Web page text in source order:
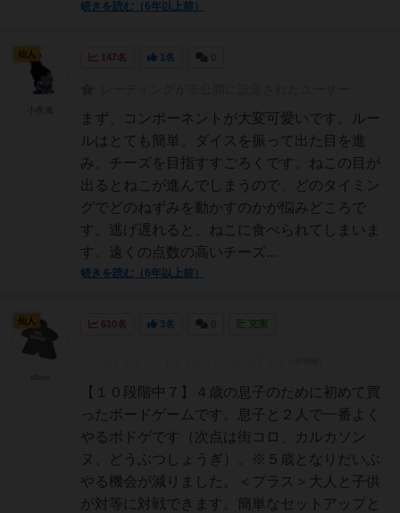
続きを読む（6年以上前）
147名 1名
まず、コンポーネントが大変可愛いです。ルー
ルはとても簡単。ダイスを振って出た目を進
み、チーズを目指すすごろくです。ねこの目が
出るとねこが進んでしまうので、どのタイミン
グでどのねずみを動かすのかが悩みどころで
す。逃げ遅れると、ねこに食べられてしまいま
す。遠くの点数の高いチーズ...
続きを読む（6年以上前）
仙人
610名 3名 充実
【１０段階中７】４歳の息子のために初めて買
ったボードゲームです。息子と２人で一番よく
やるボドゲです（次点は街コロ、カルカソン
ヌ、どうぶつしょうぎ）。※５歳となりだいぶ
やる機会が減りました。＜プラス＞大人と子供
が対等に対戦できます。簡単なセットアップと
仙人